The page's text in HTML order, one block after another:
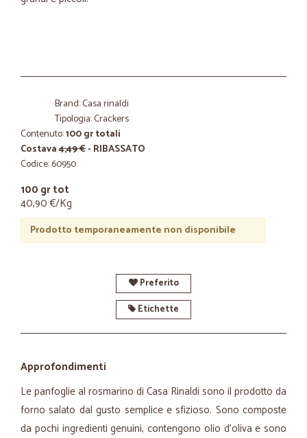
Brand: Casa rinaldi
Tipologia: Crackers
Contenuto:100 gr totali
Costava4,49 €- RIBASSATO
Codice: 60950
100 gr tot
40,90 €/Kg
Prodotto temporaneamente non disponibile
Preferito
Etichette
Approfondimenti
Le panfoglie al rosmarino di Casa Rinaldi sono il prodotto da
forno salato dal gusto semplice e sfizioso. Sono composte
da pochi ingredienti genuini, contengono olio d'oliva e sono